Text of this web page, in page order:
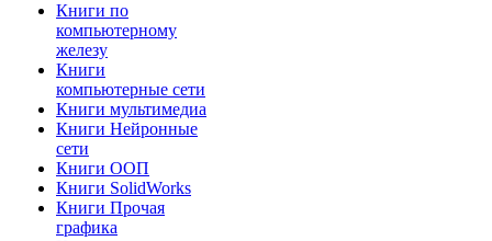
Книги по
компьютерному
железу
Книги
компьютерные сети
Книги мультимедиа
Книги Нейронные
сети
Книги ООП
Книги SolidWorks
Книги Прочая
графика